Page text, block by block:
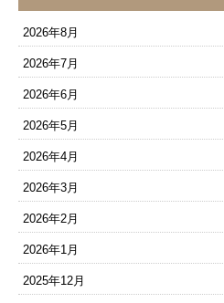
2026年8月
2026年7月
2026年6月
2026年5月
2026年4月
2026年3月
2026年2月
2026年1月
2025年12月